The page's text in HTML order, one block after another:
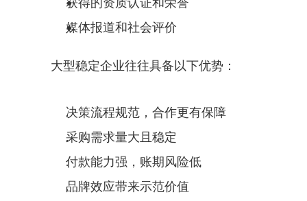
媒体报道和社会评价
大型稳定企业往往具备以下优势：
决策流程规范，合作更有保障
采购需求量大且稳定
付款能力强，账期风险低
品牌效应带来示范价值